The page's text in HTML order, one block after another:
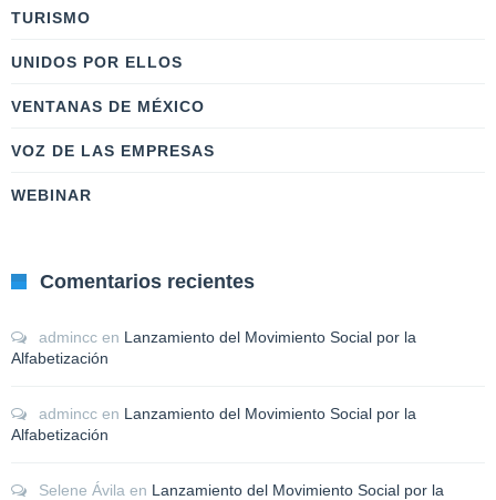
TURISMO
UNIDOS POR ELLOS
VENTANAS DE MÉXICO
VOZ DE LAS EMPRESAS
WEBINAR
Comentarios recientes
admincc en Lanzamiento del Movimiento Social por la
Alfabetización
admincc en Lanzamiento del Movimiento Social por la
Alfabetización
Selene Ávila en Lanzamiento del Movimiento Social por la